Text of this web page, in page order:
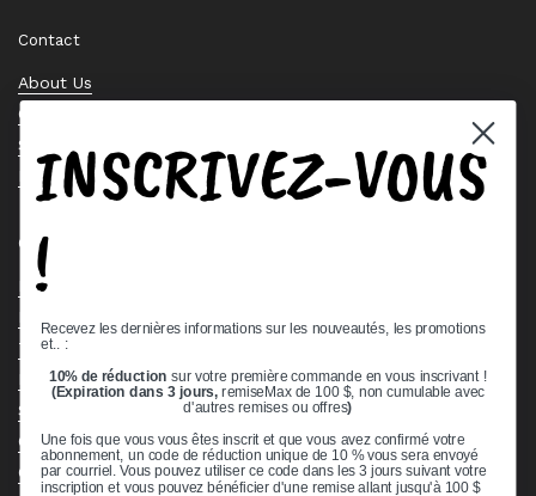
Contact
About Us
Contact Us
Stock Check
Request a Quote
Quick links
Bearing Knowledge Center
Terms & Conditions
Return & Refund Policy
Shipping Policy
Open Cookie Banner
Comprehensive Guide to Ball Bearings
INSCRIVEZ-VOUS
!
Recevez les dernières informations sur les nouveautés, les promotions
et.. :
10% de réduction sur votre première commande en vous inscrivant !
(Expiration dans 3 jours,remiseMax de 100 $, non cumulable avec
d'autres remises ou offres)
Une fois que vous vous êtes inscrit et que vous avez confirmé votre
abonnement, un code de réduction unique de 10 % vous sera envoyé
par courriel. Vous pouvez utiliser ce code dans les 3 jours suivant votre
inscription et vous pouvez bénéficier d'une remise allant jusqu'à 100 $